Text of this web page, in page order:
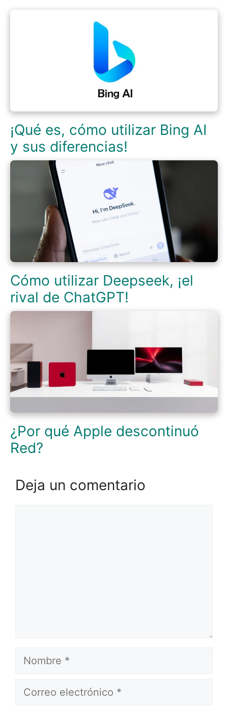
¡Qué es, cómo utilizar Bing AI
y sus diferencias!
Cómo utilizar Deepseek, ¡el
rival de ChatGPT!
¿Por qué Apple descontinuó
Red?
Deja un comentario
Nombre
Correo